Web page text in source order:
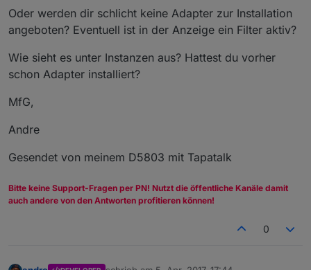
Oder werden dir schlicht keine Adapter zur Installation
angeboten? Eventuell ist in der Anzeige ein Filter aktiv?
Wie sieht es unter Instanzen aus? Hattest du vorher
schon Adapter installiert?
MfG,
Andre
Gesendet von meinem D5803 mit Tapatalk
Bitte keine Support-Fragen per PN! Nutzt die öffentliche Kanäle damit
auch andere von den Antworten profitieren können!
0